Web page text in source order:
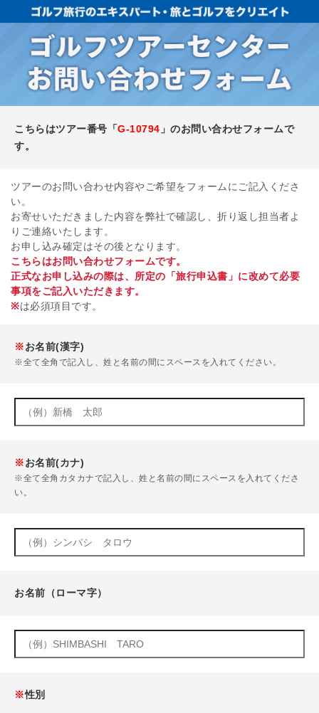
こちらはツアー番号「G-10794 」のお問い合わせフォームで
す。
ツアーのお問い合わせ内容やご希望をフォームにご記入くださ
い。
お寄せいただきました内容を弊社で確認し、折り返し担当者よ
りご連絡いたします。
お申し込み確定はその後となります。
こちらはお問い合わせフォームです。
正式なお申し込みの際は、所定の「旅行申込書」に改めて必要
事項をご記入いただきます。
※は必須項目です。
※お名前(漢字)
※全て全角で記入し、姓と名前の間にスペースを入れてください。
※お名前(カナ)
※全て全角カタカナで記入し、姓と名前の間にスペースを入れてくださ
い。
お名前（ローマ字）
※性別